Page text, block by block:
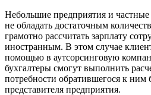
Небольшие предприятия и
не обладать достаточным
грамотно рассчитать зарплату
иностранным. В этом случае
помощью в аутсорсинговую
бухгалтеры смогут выполнить
потребности обратившегося к ним
представителя предприятия.